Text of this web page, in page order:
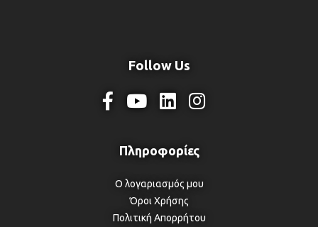
Follow Us
Ο λογαριασμός μου
Όροι Χρήσης
Πολιτική Απορρήτου